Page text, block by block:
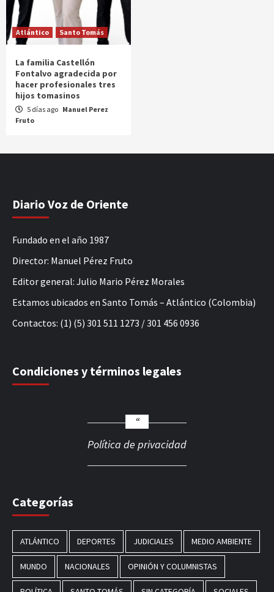
Atlántico Santo Tomás
La familia Castellón
Fontalvo agradecida por
hacer profesionales tres
hijos tomasinos
5 días ago Manuel Perez
Fruto
Diario Voz de Oriente
Fundado en el año 1987
Director: Manuel Pérez Fruto
Editor general: Julio Mario Pérez Morales
Estamos ubicados en Santo Tomás – Atlántico (Colombia)
Contactos: (1) (5) 301 511 1273 / 301 456 0936
Condiciones y términos legales
Política de privacidad
Categorías
ATLÁNTICO DEPORTES JUDICIALES MEDIO AMBIENTE
MUNDO NACIONALES OPINIÓN Y COLUMNISTAS